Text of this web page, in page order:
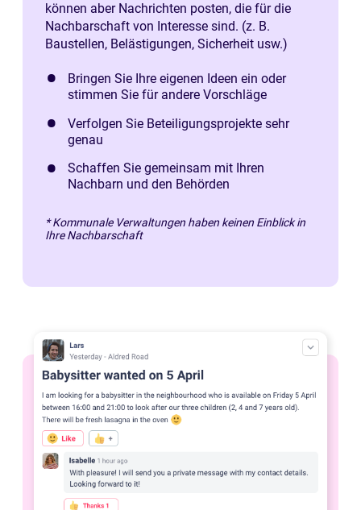
können aber Nachrichten posten, die für die
Nachbarschaft von Interesse sind. (z. B.
Baustellen, Belästigungen, Sicherheit usw.)
Bringen Sie Ihre eigenen Ideen ein oder
stimmen Sie für andere Vorschläge
Verfolgen Sie Beteiligungsprojekte sehr
genau
Schaffen Sie gemeinsam mit Ihren
Nachbarn und den Behörden
* Kommunale Verwaltungen haben keinen Einblick in
Ihre Nachbarschaft